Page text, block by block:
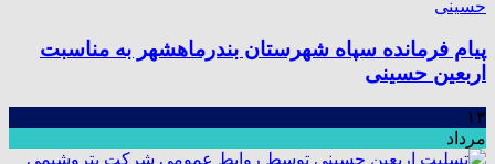
پیام فرمانده سپاه شهرستان بندرماهشهر به مناسبت
اربعین حسینی
۱۳
مرداد